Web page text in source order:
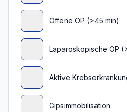
Offene OP (>45 min)
Laparoskopische OP
Aktive
Gipsimmobilisation